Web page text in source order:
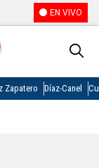
EN VIVO
Zapatero Díaz-Canel